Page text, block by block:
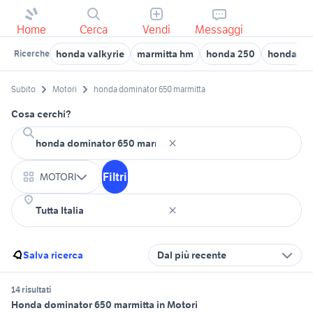
Home Cerca Vendi Messaggi
Ricerche honda valkyrie marmitta hm honda 250 honda
Subito Motori honda dominator 650 marmitta
Cosa cerchi?
MOTORI Filtri
Salva ricerca Dal più recente
14 risultati
Honda dominator 650 marmitta in Motori